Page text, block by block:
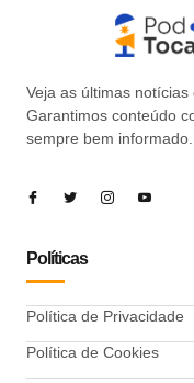
Veja as últimas notícias
Garantimos conteúdo
sempre bem informado.
Políticas
Política de Privacidade
Política de Cookies